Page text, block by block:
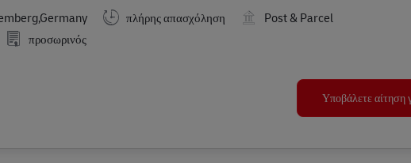
πλήρης απασχόληση
Post & Parcel
προσωρινός
Υποβάλετε αίτηση